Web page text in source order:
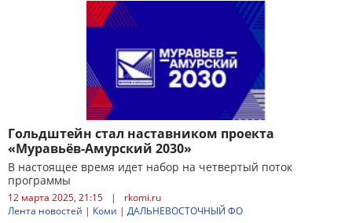
Гольдштейн стал наставником проекта
«Муравьёв-Амурский 2030»
В настоящее время идет набор на четвертый поток
программы
12 марта 2025, 21:15 |
rkomi.ru
Лента новостей | Коми | ДАЛЬНЕВОСТОЧНЫЙ ФО